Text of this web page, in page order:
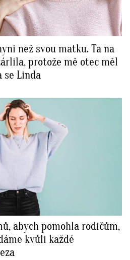
než svou matku. Ta na
protože mě otec měl
se Linda
abych pomohla rodičům,
kvůli každé